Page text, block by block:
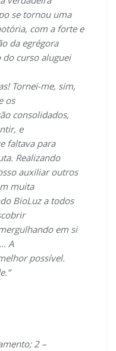
se tornou uma
com a forte e
da egrégora
curso aluguei
Tornei-me, sim,
os
consolidados,
e
faltava para
Realizando
auxiliar outros
muita
BioLuz a todos
em si
A
possível.
2 –